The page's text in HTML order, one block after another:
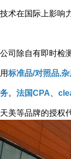
技术在国际上影响
公司除自有即时检
用标准品/对照品,
务。 法国CPA
天美等品牌的授权